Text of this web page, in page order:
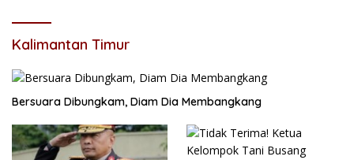
Kalimantan Timur
Bersuara Dibungkam, Diam Dia Membangkang